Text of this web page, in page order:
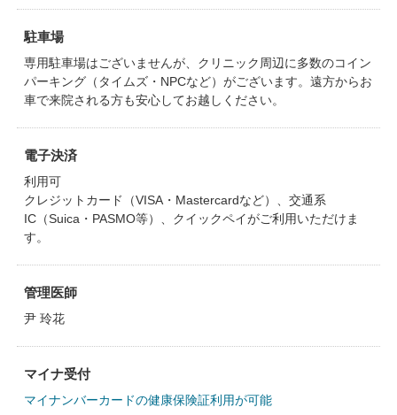
駐車場
専用駐車場はございませんが、クリニック周辺に多数のコイン
パーキング（タイムズ・NPCなど）がございます。遠方からお
車で来院される方も安心してお越しください。
電子決済
利用可
クレジットカード（VISA・Mastercardなど）、交通系
IC（Suica・PASMO等）、クイックペイがご利用いただけま
す。
管理医師
尹 玲花
マイナ受付
マイナンバーカードの健康保険証利用が可能